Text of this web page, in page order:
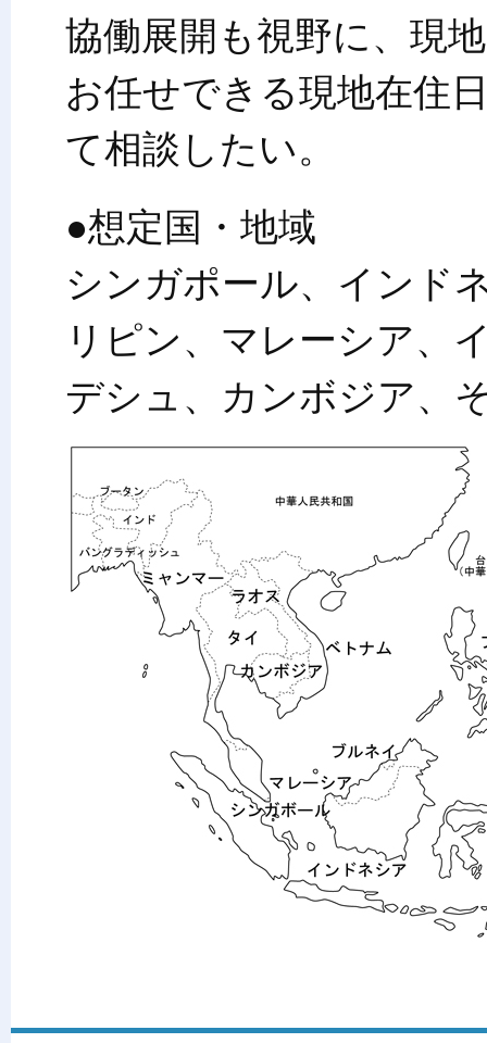
協働展開も視野に、現
お任せできる現地在住
て相談したい。
●想定国・地域
シンガポール、インド
リピン、マレーシア、
デシュ、カンボジア、